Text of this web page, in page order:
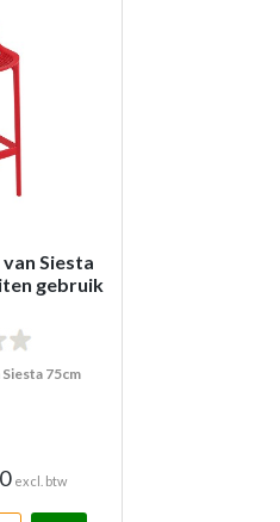
Siesta
gebruik
75cm
excl. btw